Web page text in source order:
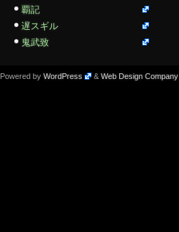
覇記
遅スギル
鬼武致
Powered by WordPress & Web Design Company